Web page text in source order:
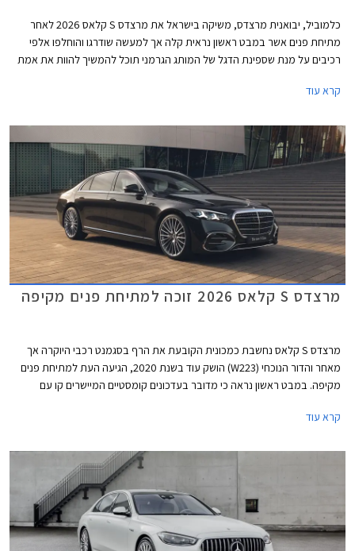
כלמוביל, יבואנית מרצדס, משיקה בישראל את מרצדס S קלאס 2026 לאחר
מתיחת פנים אשר במבט ראשון נראית קלה אך למעשה שודרגו והוחלפו אלפי
רכיבים על מנת שספינת הדגל של המותג הגרמני תוכל להמשיך להוות את אמת
קרא עוד
מרצדס S קלאס 2026 זוכה למתיחת פנים מקיפה
מרצדס S קלאס נחשבת כמכונית הקובעת את הרף בסגמנט רכבי היוקרה אך
מאחר והדור הנוכחי (W223) הושק עוד בשנת 2020, הגיעה העת למתיחת פנים
מקיפה. במבט ראשון נראה כי מדובר בעדכונים קומסטיים המיישרים קו עם
ושלל שינויים עמוקים ומהותיים.
קרא עוד